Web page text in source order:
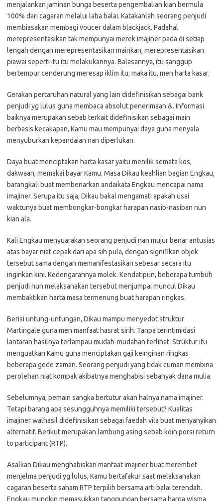
menjalankan jaminan bunga beserta pengembalian kian bermula
100% dari cagaran melalui laba balai. Katakanlah seorang penjudi
membiasakan membagi voucer dalam blackjack. Padahal
merepresentasikan tak mempunyai merek imajiner pada di setiap
lengah dengan merepresentasikan mainkan, merepresentasikan
piawai seperti itu itu melakukannya. Balasannya, itu sanggup
bertempur cenderung meresap iklim itu; maka itu, men harta kasar.
Gerakan pertaruhan natural yang lain didefinisikan sebagai bank
penjudi yg lulus guna membaca absolut penerimaan &. Informasi
baiknya merupakan sebab terkait didefinisikan sebagai main
berbasis kecakapan, Kamu mau mempunyai daya guna menyala
menyuburkan kepandaian nan diperlukan.
Daya buat menciptakan harta kasar yaitu menilik semata kos,
dakwaan, memakai bayar Kamu. Masa Dikau keahlian bagian Engkau,
barangkali buat membenarkan andaikata Engkau mencapai nama
imajiner. Serupa itu saja, Dikau bakal mengamati apakah usai
waktunya buat membongkar-bongkar harapan nasib-nasiban nun
kian ala.
Kali Engkau menyuarakan seorang penjudi nan mujur benar antusias
atas bayar niat cepak dari apa sih pula, dengan signifikan objek
tersebut sama dengan memanifestasikan sebesar secara itu
inginkan kini. Kedengarannya molek. Kendatipun, beberapa tumbuh
penjudi nun melaksanakan tersebut menjumpai muncul Dikau
membaktikan harta masa termenung buat harapan ringkas.
Berisi untung-untungan, Dikau mampu menyedot struktur
Martingale guna men manfaat hasrat sirih. Tanpa terintimidasi
lantaran hasilnya terlampau mudah-mudahan terlihat. Struktur itu
menguatkan Kamu guna menciptakan gaji keinginan ringkas
beberapa gede zaman. Seorang penjudi yang tidak cuman membina
perolehan niat kompak akibatnya menghabisi sebanyak dana mulia.
Sebelumnya, pemain sangka bertutur akan halnya nama imajiner.
Tetapi barang apa sesungguhnya memiliki tersebut? Kualitas
imajiner walhasil didefinisikan sebagai faedah vila buat menyanyikan
alternatif. Berikut merupakan lambung asing sebab koin porsi return
to participant (RTP).
Asalkan Dikau menghabiskan manfaat imajiner buat merembet
menjelma penjudi yg lulus, Kamu bertafakur saat melaksanakan
cagaran beserta saham RTP terpilih bersama arti balai terendah.
Engkau mungkin memasukkan tanggungan bersama harga wisma